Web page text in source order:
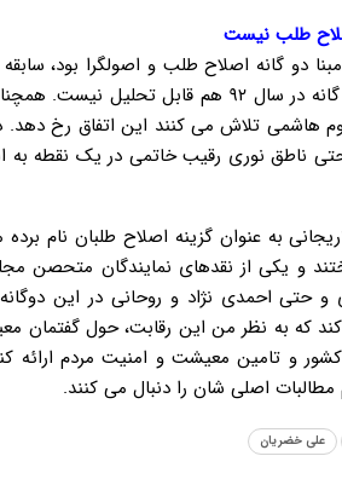
طلب نیست
مجلس یادآور شد: در انتخابات ۹۲ هم اگر مبنا دو گانه اصلاح
بود که در جریان اصولگرا تعریف می شود، پس این دو
۹۲ خاتمی، هاشمی و حتی ناطق نوری رقیب خاتمی در
انتخابات ۱۴۰۰ بعضا از آقای لاریجانی به عنوان گزینه
و یکی از نقدهای نمایندگان
و حتی احمدی نژاد و روحانی در این
که به نظر من این رقابت، حول گفتمان
کشور و تامین معیشت و امنیت مردم
اصلی شان را دنبال می کنند.
علی خضریان